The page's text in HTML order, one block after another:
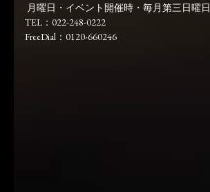
月曜日・イベント開催時・毎月第三日曜日
TEL：022-248-0222
FreeDial：0120-660246